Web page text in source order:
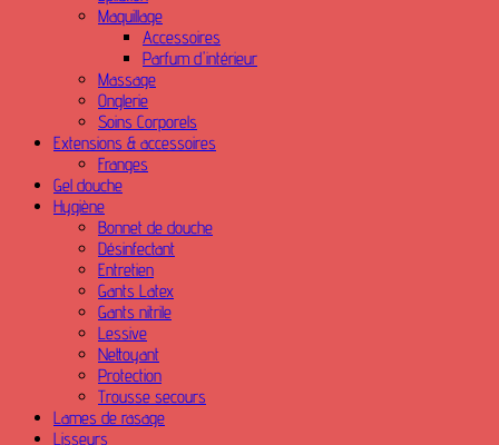
Maquillage
Accessoires
Parfum d'intérieur
Massage
Onglerie
Soins Corporels
Extensions & accessoires
Franges
Gel douche
Hygiène
Bonnet de douche
Désinfectant
Entretien
Gants Latex
Gants nitrile
Lessive
Nettoyant
Protection
Trousse secours
Lames de rasage
Lisseurs